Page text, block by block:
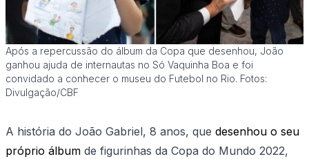
Após a repercussão do álbum da Copa que desenhou, João
ganhou ajuda de internautas no Só Vaquinha Boa e foi
convidado a conhecer o museu do Futebol no Rio. Fotos:
Divulgação/CBF
A história do João Gabriel, 8 anos, que desenhou o seu
próprio álbum de figurinhas da Copa do Mundo 2022,